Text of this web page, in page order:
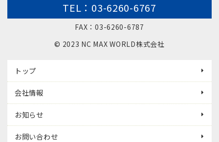
TEL：03-6260-6767
FAX：03-6260-6787
© 2023 NC MAX WORLD株式会社
トップ
会社情報
お知らせ
お問い合わせ